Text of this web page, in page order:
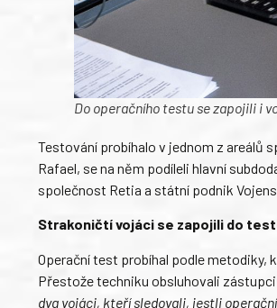
Do operačního testu se zapojili i
Testování probíhalo v jednom z areálů
Rafael, se na něm podíleli hlavní
společnost Retia a státní podnik
Strakoničtí vojáci se zapojili do
Operační test probíhal podle metodiky,
Přestože techniku obsluhovali
dva vojáci, kteří sledovali, jestli